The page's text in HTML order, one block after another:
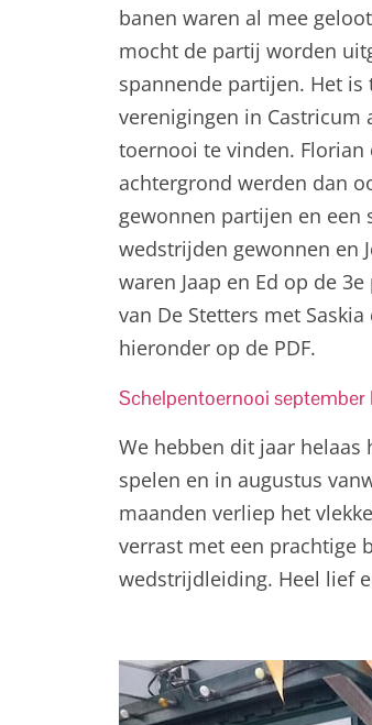
banen waren al mee
mocht de partij worden
spannende partijen. Het
verenigingen in Castricum
toernooi te vinden. Florian
achtergrond werden dan
gewonnen partijen en een
wedstrijden gewonnen en
waren Jaap en Ed op de
van De Stetters met
hieronder op de PDF.
Schelpentoernooi september
We hebben dit jaar
spelen en in augustus
maanden verliep het
verrast met een prachtige
wedstrijdleiding. Heel lief